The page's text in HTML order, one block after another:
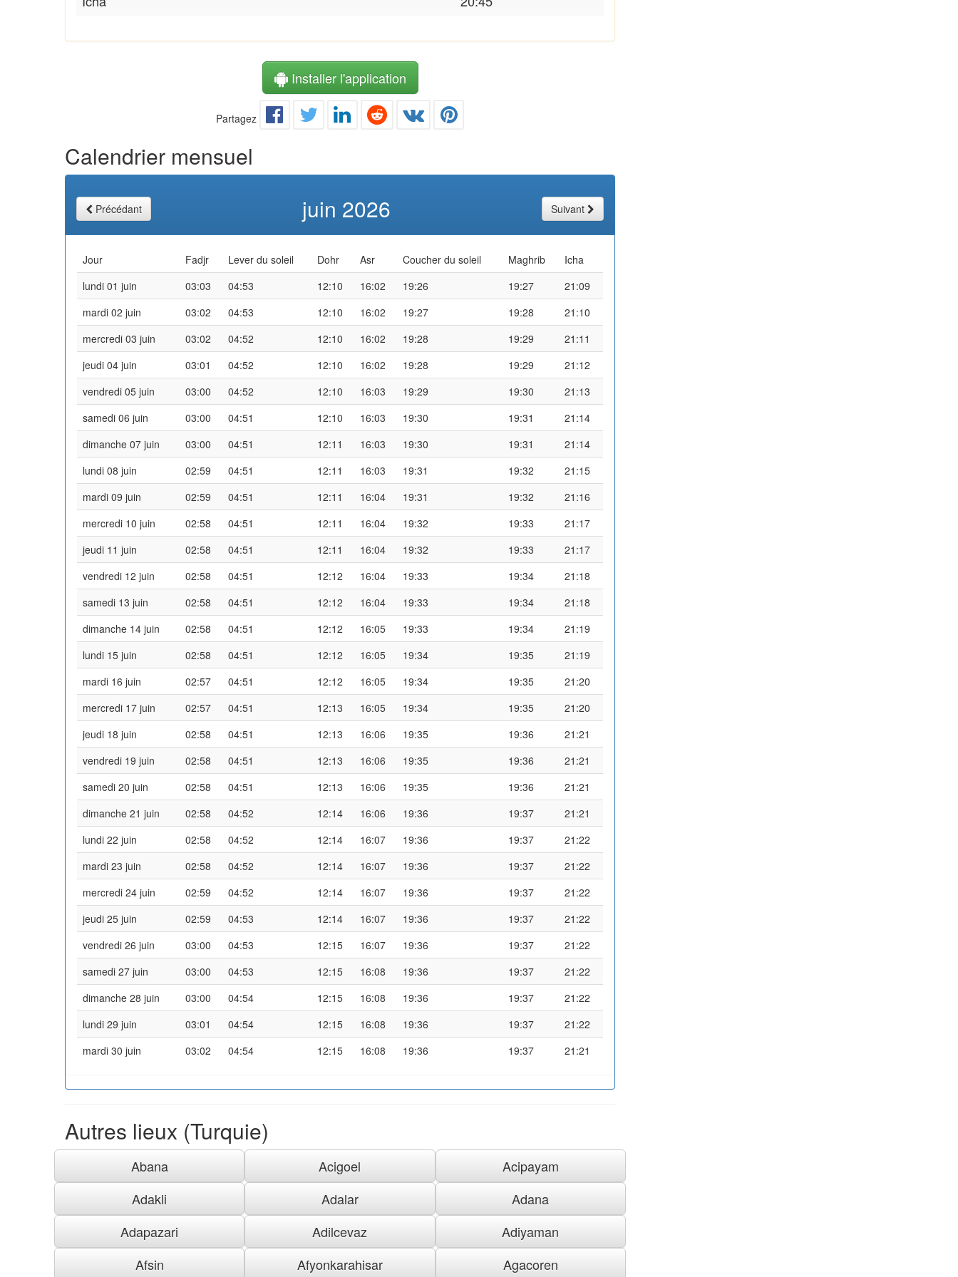
Installer l'application
Partagez
Calendrier mensuel
Précédant juin 2026 Suivant
Jour Fadjr Lever du soleil Dohr Asr Coucher du soleil Maghrib
Icha
lundi 01 juin
03:03 04:53 12:10 16:02 19:26 19:27
21:09
mardi 02 juin
03:02 04:53 12:10 16:02 19:27 19:28
21:10
mercredi 03 juin
03:02 04:52 12:10 16:02 19:28 19:29
21:11
jeudi 04 juin
03:01 04:52 12:10 16:02 19:28 19:29
21:12
vendredi 05 juin
03:00 04:52 12:10 16:03 19:29 19:30
21:13
samedi 06 juin
03:00 04:51 12:10 16:03 19:30 19:31
21:14
dimanche 07 juin
03:00 04:51 12:11 16:03 19:30 19:31
21:14
lundi 08 juin
02:59 04:51 12:11 16:03 19:31 19:32
21:15
mardi 09 juin
02:59 04:51 12:11 16:04 19:31 19:32
21:16
mercredi 10 juin
02:58 04:51 12:11 16:04 19:32 19:33
21:17
jeudi 11 juin
02:58 04:51 12:11 16:04 19:32 19:33
21:17
vendredi 12 juin
02:58 04:51 12:12 16:04 19:33 19:34
21:18
samedi 13 juin
02:58 04:51 12:12 16:04 19:33 19:34
21:18
dimanche 14 juin
02:58 04:51 12:12 16:05 19:33 19:34
21:19
lundi 15 juin
02:58 04:51 12:12 16:05 19:34 19:35
21:19
mardi 16 juin
02:57 04:51 12:12 16:05 19:34 19:35
21:20
mercredi 17 juin
02:57 04:51 12:13 16:05 19:34 19:35
21:20
jeudi 18 juin
02:58 04:51 12:13 16:06 19:35 19:36
21:21
vendredi 19 juin
02:58 04:51 12:13 16:06 19:35 19:36
21:21
samedi 20 juin
02:58 04:51 12:13 16:06 19:35 19:36
21:21
dimanche 21 juin
02:58 04:52 12:14 16:06 19:36 19:37
21:21
lundi 22 juin
02:58 04:52 12:14 16:07 19:36 19:37
21:22
mardi 23 juin
02:58 04:52 12:14 16:07 19:36 19:37
21:22
mercredi 24 juin
02:59 04:52 12:14 16:07 19:36 19:37
21:22
jeudi 25 juin
02:59 04:53 12:14 16:07 19:36 19:37
21:22
vendredi 26 juin
03:00 04:53 12:15 16:07 19:36 19:37
21:22
samedi 27 juin
03:00 04:53 12:15 16:08 19:36 19:37
21:22
dimanche 28 juin
03:00 04:54 12:15 16:08 19:36 19:37
21:22
lundi 29 juin
03:01 04:54 12:15 16:08 19:36 19:37
21:22
mardi 30 juin
03:02 04:54 12:15 16:08 19:36 19:37 21:21
Autres lieux (Turquie)
Abana Acigoel
Acipayam
Adakli
Adalar
Adana
Adapazari
Adilcevaz
Adiyaman
Afsin
Afyonkarahisar Agacoren